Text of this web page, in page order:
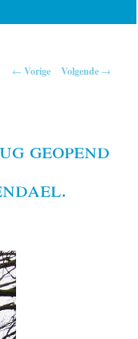
← Vorige Volgende →
geopend